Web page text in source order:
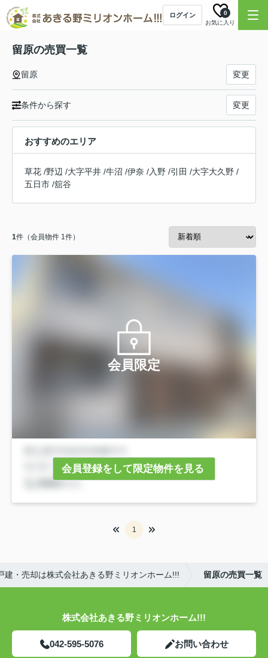
ログイン
お気に入り
0
留原の売買一覧
留原 変更
条件から探す 変更
おすすめのエリア
草花 /野辺 /大字平井 /牛沼 /伊奈 /入野 /引田 /大字大久野 /
五日市 /舘谷
1件（会員物件 1件）
会員限定
会員登録をして限定物件を見る
1
建・売却は株式会社あきる野ミリオンホーム!!! 留原の売買一覧
株式会社あきる野ミリオンホーム!!!
042-595-5076 お問い合わせ